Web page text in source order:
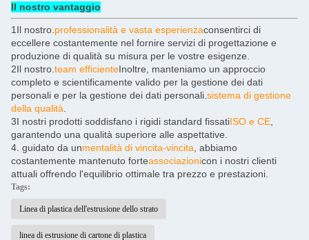
Il nostro vantaggio
1Il nostro. professionalità e vasta esperienzaconsentirci di
eccellere costantemente nel fornire servizi di progettazione e
produzione di qualità su misura per le vostre esigenze.
2Il nostro. team efficienteInoltre, manteniamo un approccio
completo e scientificamente valido per la gestione dei dati
personali e per la gestione dei dati personali. sistema di gestione
della qualità
3I nostri prodotti soddisfano i rigidi standard fissatiISO e CE
garantendo una qualità superiore alle aspettative.
4. guidato da unmentalità di vincita-vincita , abbiamo
costantemente mantenuto forteassociazionicon i nostri clienti
attuali offrendo l'equilibrio ottimale tra prezzo e prestazioni.
Tags:
Linea di plastica dell'estrusione dello strato
linea di estrusione di cartone di plastica